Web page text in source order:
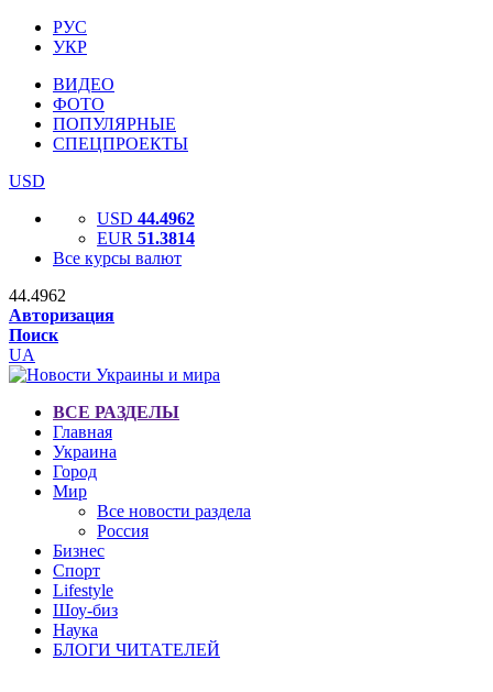
РУС
УКР
ВИДЕО
ФОТО
ПОПУЛЯРНЫЕ
СПЕЦПРОЕКТЫ
USD
USD 44.4962
EUR 51.3814
Все курсы валют
44.4962
Авторизация
Поиск
UA
ВСЕ РАЗДЕЛЫ
Главная
Украина
Город
Мир
Все новости раздела
Россия
Бизнес
Спорт
Lifestyle
Шоу-биз
Наука
БЛОГИ ЧИТАТЕЛЕЙ